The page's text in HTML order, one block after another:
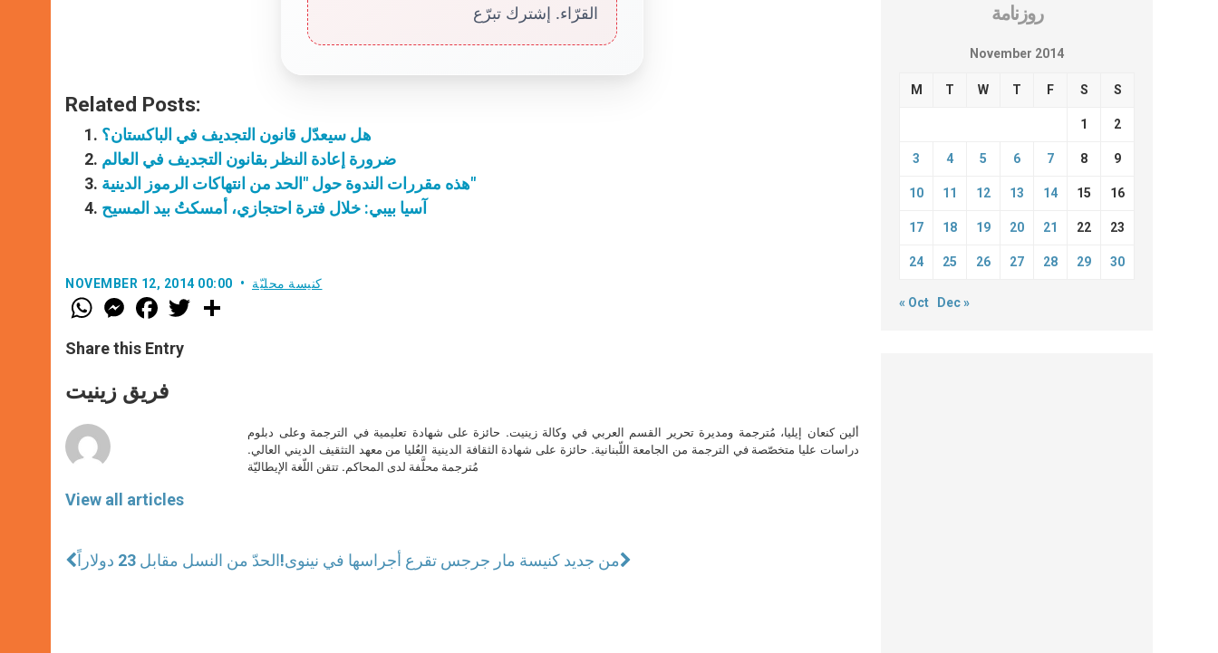
القرّاء. إشترك تبرّع
Related Posts:
هل سيعدّل قانون التجديف في الباكستان؟
ضرورة إعادة النظر بقانون التجديف في العالم
هذه مقررات الندوة حول "الحد من انتهاكات الرموز الدينية"
آسيا بيبي: خلال فترة احتجازي، أمسكتُ بيد المسيح
NOVEMBER 12, 2014 00:00 كنيسة محليّة
W
h
t
s
p
p
M
e
s
e
g
e
F
a
e
b
o
k
w
Share this Entry
فريق زينيت
View all articles
ألين كنعان إيليا، مُترجمة ومديرة تحرير القسم العربي في وكالة زينيت. حائزة على شهادة تعليمية في الترجمة وعلى دبلوم
دراسات عليا متخصّصة في الترجمة من الجامعة اللّبنانية. حائزة على شهادة الثقافة الدينية العُليا من معهد التثقيف الديني العالي.
مُترجمة محلَّفة لدى المحاكم. تتقن اللّغة الإيطاليّة
الحدّ من النسل مقابل 23 دولاراً!من جديد كنيسة مار جرجس تقرع أجراسها في نينوى
روزنامة
November 2014
M T W T F S S
1 2
3 4 5 6 7 8 9
10 11 12 13 14 15 16
17 18 19 20 21 22 23
24 25 26 27 28 29 30
« Oct Dec »